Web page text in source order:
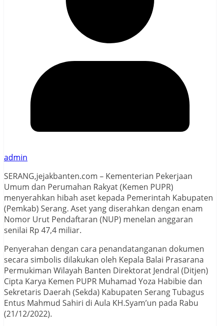
admin
SERANG,jejakbanten.com – Kementerian Pekerjaan
Umum dan Perumahan Rakyat (Kemen PUPR)
menyerahkan hibah aset kepada Pemerintah Kabupaten
(Pemkab) Serang. Aset yang diserahkan dengan enam
Nomor Urut Pendaftaran (NUP) menelan anggaran
senilai Rp 47,4 miliar.
Penyerahan dengan cara penandatanganan dokumen
secara simbolis dilakukan oleh Kepala Balai Prasarana
Permukiman Wilayah Banten Direktorat Jendral (Ditjen)
Cipta Karya Kemen PUPR Muhamad Yoza Habibie dan
Sekretaris Daerah (Sekda) Kabupaten Serang Tubagus
Entus Mahmud Sahiri di Aula KH.Syam’un pada Rabu
(21/12/2022).